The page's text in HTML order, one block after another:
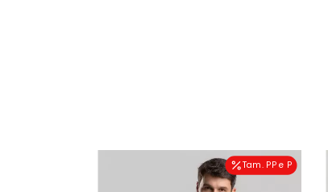
Tam. PP e P